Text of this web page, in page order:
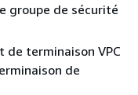
groupe de sécurité
de terminaison VPC
de